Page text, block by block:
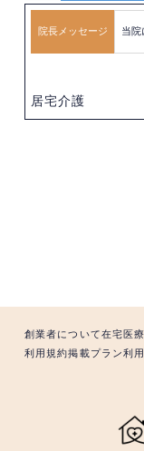
院長メッセージ 当院
居宅介護
創業者について在宅医
利用規約掲載プラン利